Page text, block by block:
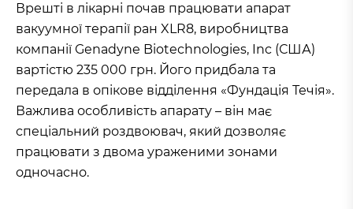
Врешті в лікарні почав працювати апарат
вакуумної терапії ран XLR8, виробництва
компанії Genadyne Biotechnologies, Inc (США)
вартістю 235 000 грн. Його придбала та
передала в опікове відділення «Фундація Течія».
Важлива особливість апарату – він має
спеціальний роздвоювач, який дозволяє
працювати з двома ураженими зонами
одночасно.